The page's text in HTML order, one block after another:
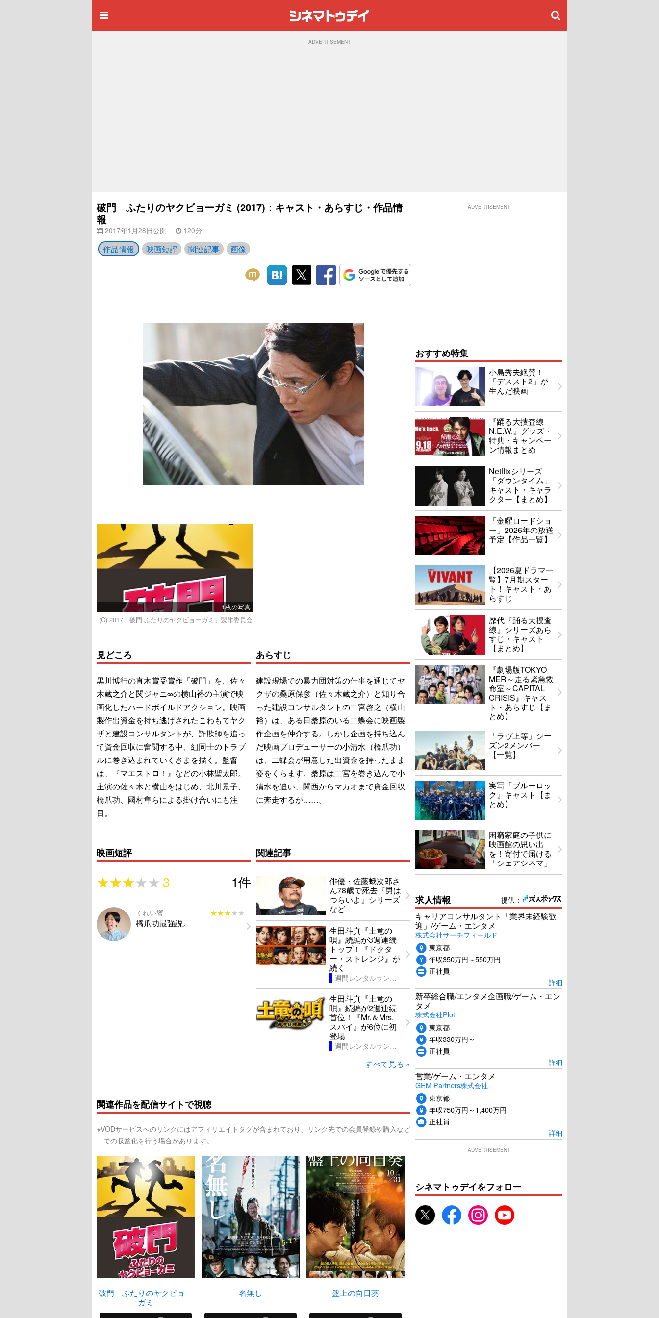
ADVERTISEMENT
破門 ふたりのヤクビョーガミ (2017)：キャスト・あらすじ・作品情
報
2017年1月28日公開 120分
作品情報 映画短評 関連記事 画像
1枚の写真
(C) 2017「破門 ふたりのヤクビョーガミ」製作委員会
見どころ
黒川博行の直木賞受賞作「破門」を、佐々
木蔵之介と関ジャニ∞の横山裕の主演で映
画化したハードボイルドアクション。映画
製作出資金を持ち逃げされたこわもてヤク
ザと建設コンサルタントが、詐欺師を追っ
て資金回収に奮闘する中、組同士のトラブ
ルに巻き込まれていくさまを描く。監督
は、『マエストロ！』などの小林聖太郎。
主演の佐々木と横山をはじめ、北川景子、
橋爪功、國村隼らによる掛け合いにも注
目。
あらすじ
建設現場での暴力団対策の仕事を通じてヤ
クザの桑原保彦（佐々木蔵之介）と知り合
った建設コンサルタントの二宮啓之（横山
裕）は、ある日桑原のいる二蝶会に映画製
作企画を仲介する。しかし企画を持ち込ん
だ映画プロデューサーの小清水（橋爪功）
は、二蝶会が用意した出資金を持ったまま
姿をくらます。桑原は二宮を巻き込んで小
清水を追い、関西からマカオまで資金回収
に奔走するが……。
映画短評
★★★★★
★★★★★ 3 1件
くれい響 ★★★★★
★★★★★
橋爪功最強説。
関連記事
俳優・佐藤蛾次郎さ
ん78歳で死去『男は
つらいよ』シリーズ
など
生田斗真『土竜の
唄』続編が3週連続
トップ！『ドクタ
ー・ストレンジ』が
続く
週間レンタルランキング
生田斗真『土竜の
唄』続編が2週連続
首位！『Mr.＆Mrs.
スパイ』が6位に初
登場
週間レンタルランキング
すべて見る »
関連作品を配信サイトで視聴
※VODサービスへのリンクにはアフィリエイトタグが含まれており、リンク先での会員登録や購入など
での収益化を行う場合があります。
破門 ふたりのヤクビョー
ガミ
名無し 盤上の向日葵
ADVERTISEMENT
おすすめ特集
小島秀夫絶賛！
「デススト2」が
生んだ映画
『踊る大捜査線
N.E.W.』グッズ・
特典・キャンペー
ン情報まとめ
Netflixシリーズ
「ダウンタイム」
キャスト・キャラ
クター【まとめ】
「金曜ロードショ
ー」2026年の放送
予定【作品一覧】
【2026夏ドラマ一
覧】7月期スター
ト！キャスト・あ
らすじ
歴代『踊る大捜査
線』シリーズあら
すじ・キャスト
【まとめ】
『劇場版TOKYO
MER～走る緊急救
命室～CAPITAL
CRISIS』キャス
ト・あらすじ【ま
とめ】
「ラヴ上等」シー
ズン2メンバー
【一覧】
実写『ブルーロッ
ク』キャスト【ま
とめ】
困窮家庭の子供に
映画館の思い出
を！寄付で届ける
「シェアシネマ」
提供：
求人情報
キャリアコンサルタント「業界未経験歓
迎」/ゲーム・エンタメ
株式会社サーチフィールド
東京都
年収350万円～550万円
正社員
詳細
新卒総合職/エンタメ企画職/ゲーム・エン
タメ
株式会社Plott
東京都
年収330万円～
正社員
詳細
営業/ゲーム・エンタメ
GEM Partners株式会社
東京都
年収750万円～1,400万円
正社員
詳細
ADVERTISEMENT
シネマトゥデイをフォロー